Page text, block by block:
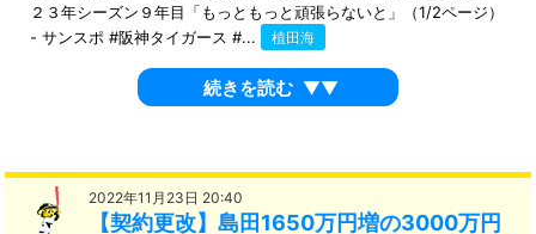
２３年シーズン９年目「もっともっと頑張らないと」（1/2ページ）
- サンスポ #阪神タイガース #...
植田海
続きを読む ▼▼
2022年11月23日 20:40
【契約更改】島田1650万円増の3000万円